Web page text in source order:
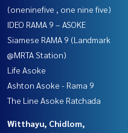
(oneninefive , one nine five)
IDEO RAMA 9 – ASOKE
Siamese RAMA 9 (Landmark
@MRTA Station)
Life Asoke
Ashton Asoke - Rama 9
The Line Asoke Ratchada
Witthayu, Chidlom,